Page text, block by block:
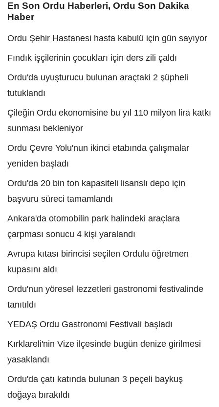
En Son Ordu Haberleri, Ordu Son Dakika
Haber
Ordu Şehir Hastanesi hasta kabulü için gün sayıyor
Fındık işçilerinin çocukları için ders zili çaldı
Ordu'da uyuşturucu bulunan araçtaki 2 şüpheli
tutuklandı
Çileğin Ordu ekonomisine bu yıl 110 milyon lira katkı
sunması bekleniyor
Ordu Çevre Yolu'nun ikinci etabında çalışmalar
yeniden başladı
Ordu'da 20 bin ton kapasiteli lisanslı depo için
başvuru süreci tamamlandı
Ankara'da otomobilin park halindeki araçlara
çarpması sonucu 4 kişi yaralandı
Avrupa kıtası birincisi seçilen Ordulu öğretmen
kupasını aldı
Ordu'nun yöresel lezzetleri gastronomi festivalinde
tanıtıldı
YEDAŞ Ordu Gastronomi Festivali başladı
Kırklareli'nin Vize ilçesinde bugün denize girilmesi
yasaklandı
Ordu'da çatı katında bulunan 3 peçeli baykuş
doğaya bırakıldı